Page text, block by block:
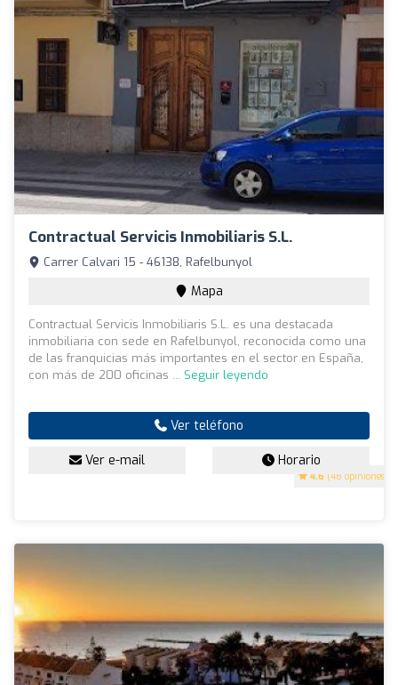
Contractual Servicis Inmobiliaris S.L.
4.6 (48 opiniones)
Carrer Calvari 15 - 46138, Rafelbunyol
Mapa
Contractual Servicis Inmobiliaris S.L. es una destacada
inmobiliaria con sede en Rafelbunyol, reconocida como una
de las franquicias más importantes en el sector en España,
con más de 200 oficinas ... Seguir leyendo
Ver teléfono
Ver e-mail Horario